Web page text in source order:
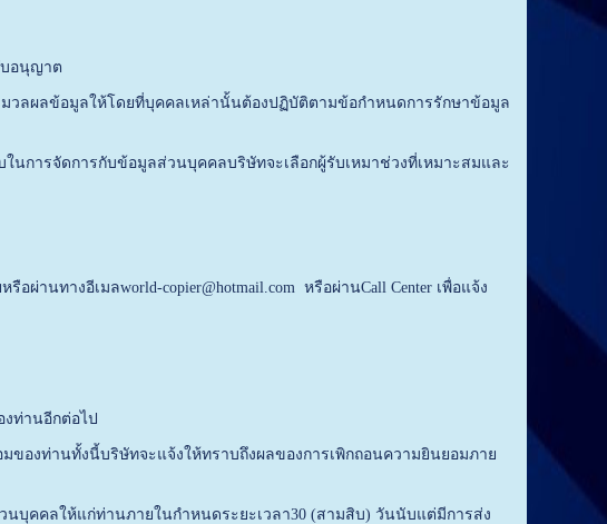
อนุญาต
ลข้อมูลให้โดยที่บุคคลเหล่านั้นต้องปฏิบัติตามข้อกำหนดการรักษาข้อมูล
จัดการกับข้อมูลส่วนบุคคลบริษัทจะเลือกผู้รับเหมาช่วงที่เหมาะสมและ
งอีเมลworld-copier@hotmail.com หรือผ่านCall Center เพื่อแจ้ง
านอีกต่อไป
านทั้งนี้บริษัทจะแจ้งให้ทราบถึงผลของการเพิกถอนความยินยอมภาย
ลให้แก่ท่านภายในกำหนดระยะเวลา30 (สามสิบ) วันนับแต่มีการส่ง